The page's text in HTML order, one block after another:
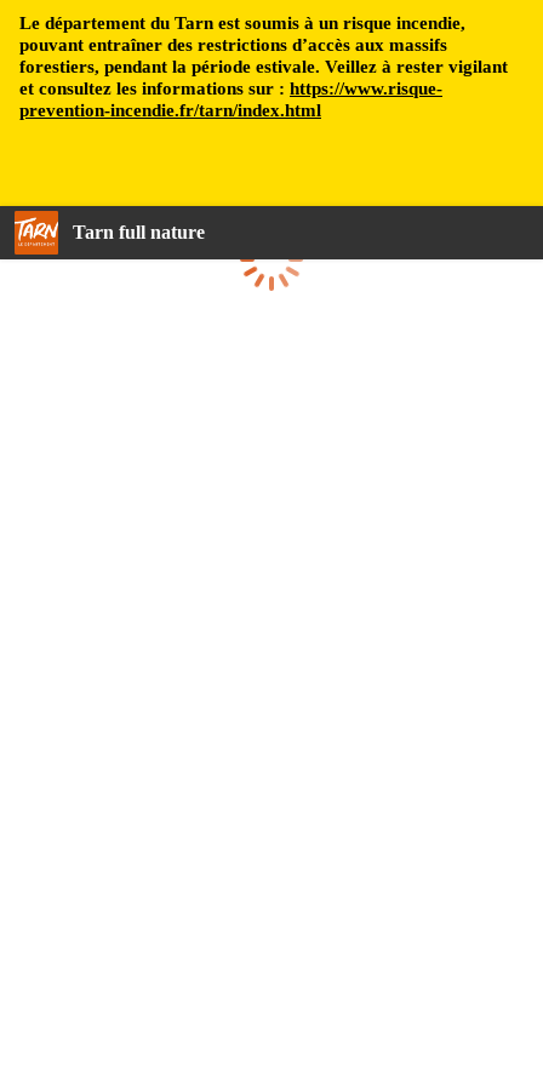
Le département du Tarn est soumis à un risque incendie,
pouvant entraîner des restrictions d’accès aux massifs
forestiers, pendant la période estivale. Veillez à rester vigilant
et consultez les informations sur : https://www.risque-
prevention-incendie.fr/tarn/index.html
Tarn full nature
Loading